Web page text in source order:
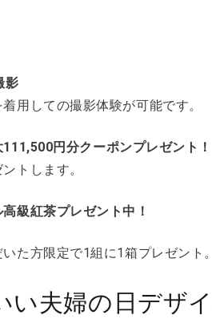
影
用しての撮影体験が可能です。
円分クーポンプレゼント！
トします。
級紅茶プレゼント中！
た方限定で1組に1箱プレゼント。
い夫婦の日デザ